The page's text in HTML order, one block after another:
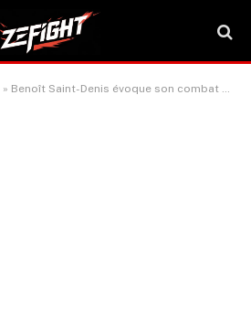
» Benoît Saint-Denis évoque son combat perdu contre Renato Moicano